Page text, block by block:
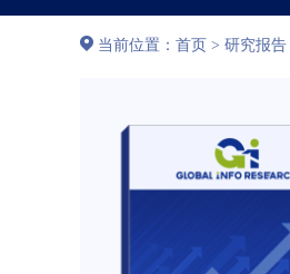
当前位置： 首页 > 研究报告